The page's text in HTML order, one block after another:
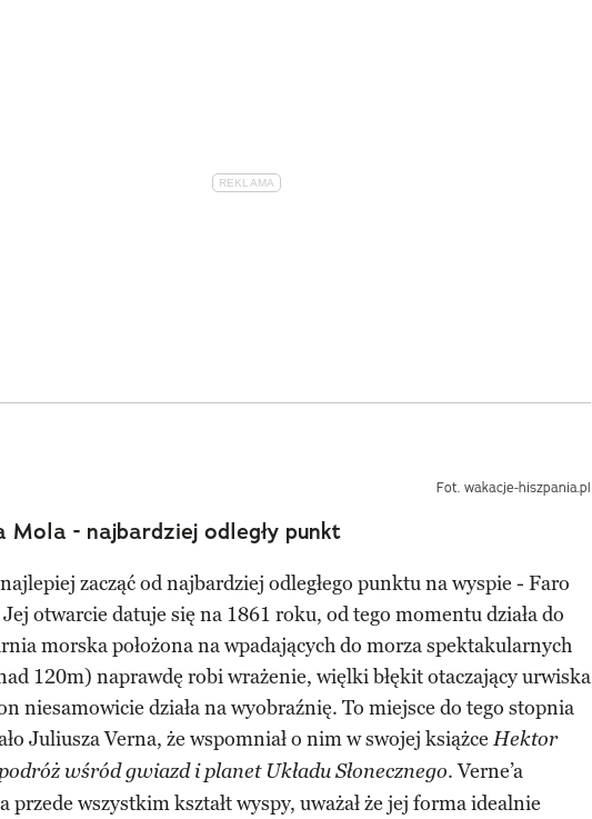
Fot. wakacje-hiszpania.pl
Mola - najbardziej odległy punkt
zacząć od najbardziej odległego punktu na wyspie - Faro
otwarcie datuje się na 1861 roku, od tego momentu działa do
morska położona na wpadających do morza spektakularnych
120m) naprawdę robi wrażenie, więlki błękit otaczający urwiska
niesamowicie działa na wyobraźnię. To miejsce do tego stopnia
Juliusza Verna, że wspomniał o nim w swojej książce Hektor
wśród gwiazd i planet Układu Słonecznego. Verne’a
przede wszystkim kształt wyspy, uważał że jej forma idealnie